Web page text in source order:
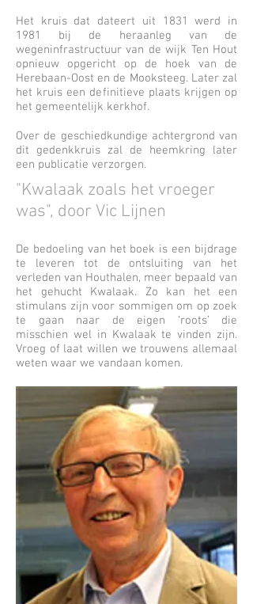
Het kruis dat dateert uit 1831 werd in
1981 bij de heraanleg van de
wegeninfrastructuur van de wijk Ten Hout
opnieuw opgericht op de hoek van de
Herebaan-Oost en de Mooksteeg. Later zal
het kruis een definitieve plaats krijgen op
het gemeentelijk kerkhof.
Over de geschiedkundige achtergrond van
dit gedenkkruis zal de heemkring later
een publicatie verzorgen.
"Kwalaak zoals het vroeger
was", door Vic Lijnen
De bedoeling van het boek is een bijdrage
te leveren tot de ontsluiting van het
verleden van Houthalen, meer bepaald van
het gehucht Kwalaak. Zo kan het een
stimulans zijn voor sommigen om op zoek
te gaan naar de eigen ‘roots’ die
misschien wel in Kwalaak te vinden zijn.
Vroeg of laat willen we trouwens allemaal
weten waar we vandaan komen.